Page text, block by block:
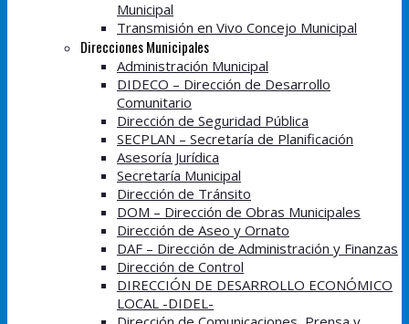
Municipal
Transmisión en Vivo Concejo Municipal
Direcciones Municipales
Administración Municipal
DIDECO – Dirección de Desarrollo
Comunitario
Dirección de Seguridad Pública
SECPLAN – Secretaría de Planificación
Asesoría Jurídica
Secretaría Municipal
Dirección de Tránsito
DOM – Dirección de Obras Municipales
Dirección de Aseo y Ornato
DAF – Dirección de Administración y Finanzas
Dirección de Control
DIRECCIÓN DE DESARROLLO ECONÓMICO
LOCAL -DIDEL-